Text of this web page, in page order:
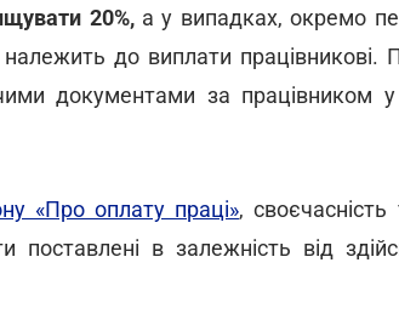
20%,а у випадках, окремо
до виплати працівникові.
документами за працівником
«Про оплату праці»,
в залежність від